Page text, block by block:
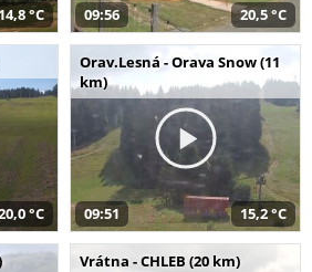
14,8 °C 09:56 20,5 °C
°C
Orav.Lesná - Orava Snow (11
km)
09:51 15,2 °C
Vrátna - CHLEB (20 km)